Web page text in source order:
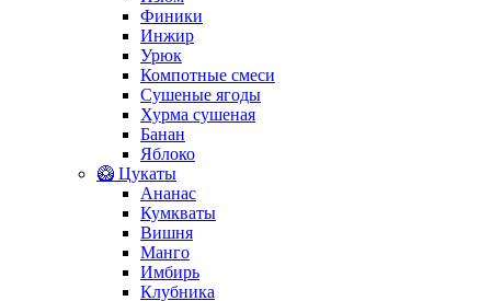
Финики
Инжир
Урюк
Компотные смеси
Сушеные ягоды
Хурма сушеная
Банан
Яблоко
🥝 Цукаты
Ананас
Кумкваты
Вишня
Манго
Имбирь
Клубника